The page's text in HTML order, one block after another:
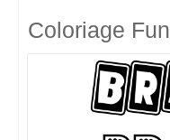
Coloriage Fun